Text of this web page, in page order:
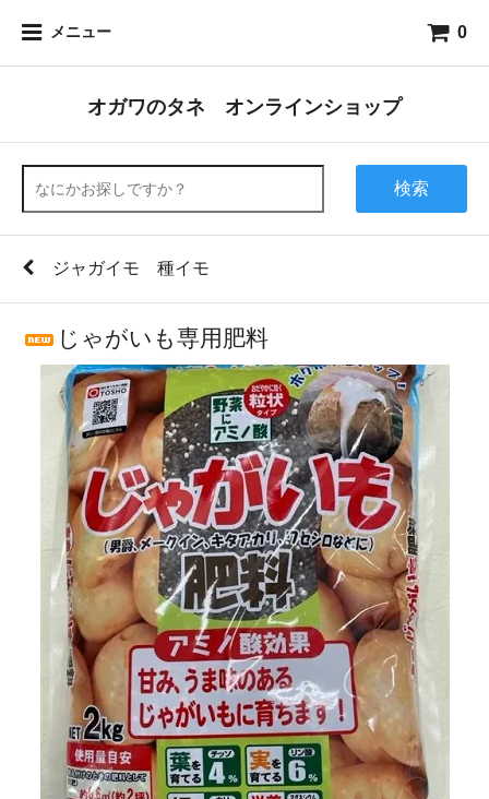
メニュー 0
オガワのタネ オンラインショップ
検索
ジャガイモ 種イモ
じゃがいも専用肥料